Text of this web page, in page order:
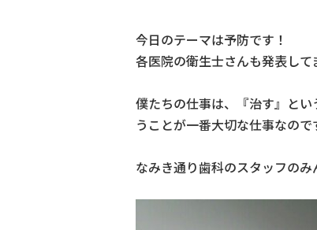
今日のテーマは予防です！
各医院の衛生士さんも発表して
僕たちの仕事は、『治す』と
うことが一番大切な仕事なので
なみき通り歯科のスタッフの